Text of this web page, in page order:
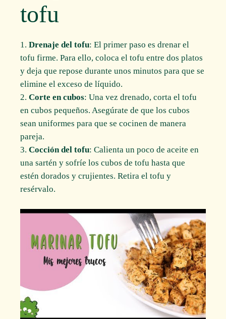
tofu
Drenaje del tofu: El primer paso es drenar el
tofu firme. Para ello, coloca el tofu entre dos platos
y deja que repose durante unos minutos para que se
elimine el exceso de líquido.
Corte en cubos: Una vez drenado, corta el tofu
en cubos pequeños. Asegúrate de que los cubos
sean uniformes para que se cocinen de manera
pareja.
Cocción del tofu: Calienta un poco de aceite en
una sartén y sofríe los cubos de tofu hasta que
estén dorados y crujientes. Retira el tofu y
resérvalo.